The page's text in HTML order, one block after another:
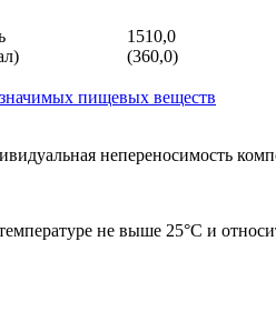
1510,0
(360,0)
пищевых веществ
непереносимость
не выше 25°С и